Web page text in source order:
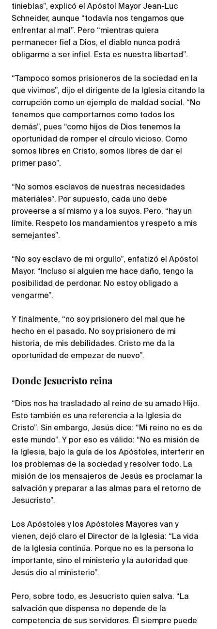
tinieblas”, explicó el Apóstol Mayor Jean-Luc
Schneider, aunque “todavía nos tengamos que
enfrentar al mal”. Pero “mientras quiera
permanecer fiel a Dios, el diablo nunca podrá
obligarme a ser infiel. Esta es nuestra libertad”.
“Tampoco somos prisioneros de la sociedad en la
que vivimos”, dijo el dirigente de la Iglesia citando la
corrupción como un ejemplo de maldad social. “No
tenemos que comportarnos como todos los
demás”, pues “como hijos de Dios tenemos la
oportunidad de romper el círculo vicioso. Como
somos libres en Cristo, somos libres de dar el
primer paso”.
“No somos esclavos de nuestras necesidades
materiales”. Por supuesto, cada uno debe
proveerse a sí mismo y a los suyos. Pero, “hay un
límite. Respeto los mandamientos y respeto a mis
semejantes”.
“No soy esclavo de mi orgullo”, enfatizó el Apóstol
Mayor. “Incluso si alguien me hace daño, tengo la
posibilidad de perdonar. No estoy obligado a
vengarme”.
Y finalmente, “no soy prisionero del mal que he
hecho en el pasado. No soy prisionero de mi
historia, de mis debilidades. Cristo me da la
oportunidad de empezar de nuevo”.
Donde Jesucristo reina
“Dios nos ha trasladado al reino de su amado Hijo.
Esto también es una referencia a la Iglesia de
Cristo”. Sin embargo, Jesús dice: “Mi reino no es de
este mundo”. Y por eso es válido: “No es misión de
la Iglesia, bajo la guía de los Apóstoles, interferir en
los problemas de la sociedad y resolver todo. La
misión de los mensajeros de Jesús es proclamar la
salvación y preparar a las almas para el retorno de
Jesucristo”.
Los Apóstoles y los Apóstoles Mayores van y
vienen, dejó claro el Director de la Iglesia: “La vida
de la Iglesia continúa. Porque no es la persona lo
importante, sino el ministerio y la autoridad que
Jesús dio al ministerio”.
Pero, sobre todo, es Jesucristo quien salva. “La
salvación que dispensa no depende de la
competencia de sus servidores. Él siempre puede